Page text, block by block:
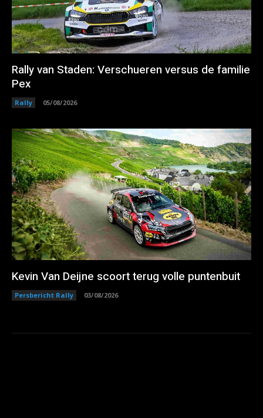
Rally van Staden: Verschueren versus de familie
Pex
Rally 05/08/2026
Kevin Van Deijne scoort terug volle puntenbuit
Persbericht Rally 03/08/2026